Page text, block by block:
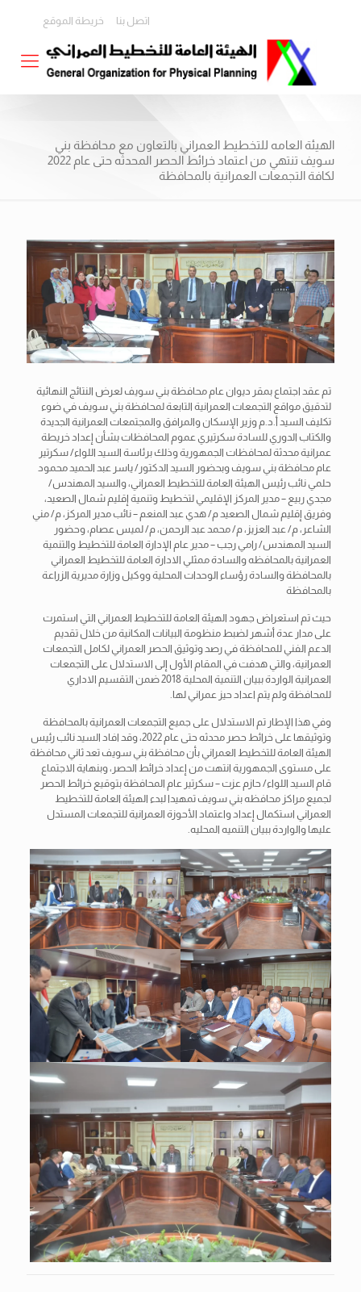
اتصل بنا خريطة الموقع
الهيئة العامه للتخطيط العمراني بالتعاون مع محافظة بني
سويف تنتهي من اعتماد خرائط الحصر المحدثه حتى عام 2022
لكافة التجمعات العمرانية بالمحافظة
تم عقد اجتماع بمقر ديوان عام محافظة بني سويف لعرض النتائج النهائية
لتدقيق مواقع التجمعات العمرانية التابعة لمحافظة بني سويف في ضوء
تكليف السيد أ.د.م وزير الإسكان والمرافق والمجتمعات العمرانية الجديدة
والكتاب الدوري للسادة سكرتيري عموم المحافظات بشأن إعداد خريطة
عمرانية محدثة لمحافظات الجمهورية وذلك برئاسة السيد اللواء/ سكرتير
عام محافظةبني سويف وبحضور السيد الدكتور/ ياسر عبد الحميد محمود
حلمي نائب رئيس الهيئة العامة للتخطيط العمراني، والسيد المهندس/
مجدي ربيع – مدير المركز الإقليمي لتخطيط وتنمية إقليم شمال الصعيد،
وفريق إقليم شمال الصعيد م/ هدي عبد المنعم – نائب مدير المركز، م/ مني
الشاعر، م/ عبد العزيز، م/ محمد عبد الرحمن، م/ لميس عصام، وحضور
السيد المهندس/ رامي رجب – مدير عام الإدارة العامة للتخطيط والتنمية
العمرانية بالمحافظه والسادة ممثلي الادارة العامة للتخطيط العمراني
بالمحافظة والسادة رؤساء الوحدات المحلية ووكيل وزارة مديرية الزراعة
بالمحافظة
حيث تم استعراض جهود الهيئة العامة للتخطيط العمراني التي استمرت
على مدار عدة أشهر لضبط منظومة البيانات المكانية من خلال تقديم
الدعم الفني للمحافظة في رصد وتوثيق الحصر العمراني لكامل التجمعات
العمرانية، والتي هدفت في المقام الأول إلى الاستدلال على التجمعات
العمرانية الواردة ببيان التنمية المحلية 2018 ضمن التقسيم الاداري
للمحافظة ولم يتم اعداد حيز عمراني لها.
وفي هذا الإطار تم الاستدلال على جميع التجمعات العمرانية بالمحافظة
وتوثيقها على خرائط حصر محدثه حتى عام 2022، وقد افاد السيد نائب رئيس
الهيئة العامة للتخطيط العمراني بأن محافظة بني سويف تعد ثاني محافظة
على مستوى الجمهورية انتهت من إعداد خرائط الحصر، وبنهاية الاجتماع
قام السيد اللواء/ حازم عزت – سكرتير عام المحافظة بتوقيع خرائط الحصر
لجميع مراكز محافظه بني سويف تمهيدا لبدء الهيئة العامة للتخطيط
العمراني استكمال إعداد واعتماد الأحوزة العمرانية للتجمعات المستدل
عليها والواردة ببيان التنميه المحليه.